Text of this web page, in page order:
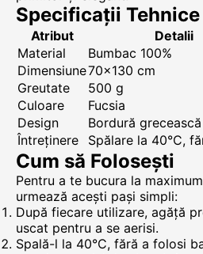
Specificații Tehnice
Atribut
Detalii
Material
Bumbac 100%
Dimensiune70x130 cm
Greutate
500 g
Culoare
Fucsia
Design
Bordură grecească
Întreținere
Spălare la 40°C,
Cum să Folosești
Pentru a te bucura la
urmează acești pași simpli:
După fiecare utilizare, agăță
uscat pentru a se aerisi.
Spală-l la 40°C, fără a folosi